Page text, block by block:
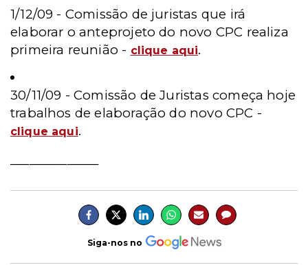
1/12/09 - Comissão de juristas que irá
elaborar o anteprojeto do novo CPC realiza
primeira reunião - clique aqui.
30/11/09 - Comissão de Juristas começa hoje
trabalhos de elaboração do novo CPC -
clique aqui.
Siga-nos no